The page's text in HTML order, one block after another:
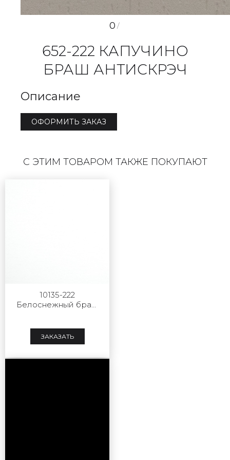
0 /
652-222 КАПУЧИНО
БРАШ АНТИСКРЭЧ
Описание
ОФОРМИТЬ ЗАКАЗ
С ЭТИМ ТОВАРОМ ТАКЖЕ ПОКУПАЮТ
10135-222
Белоснежный браш
ЗАКАЗАТЬ